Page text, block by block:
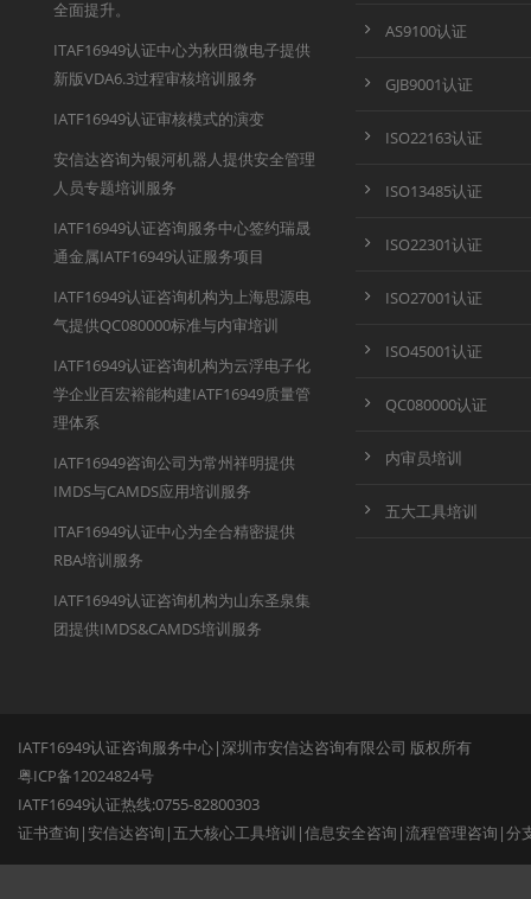
全面提升。
ITAF16949认证中心为秋田微电子提供
新版VDA6.3过程审核培训服务
IATF16949认证审核模式的演变
安信达咨询为银河机器人提供安全管理
人员专题培训服务
IATF16949认证咨询服务中心签约瑞晟
通金属IATF16949认证服务项目
IATF16949认证咨询机构为上海思源电
气提供QC080000标准与内审培训
IATF16949认证咨询机构为云浮电子化
学企业百宏裕能构建IATF16949质量管
理体系
IATF16949咨询公司为常州祥明提供
IMDS与CAMDS应用培训服务
ITAF16949认证中心为全合精密提供
RBA培训服务
IATF16949认证咨询机构为山东圣泉集
团提供IMDS&CAMDS培训服务
AS9100认证
GJB9001认证
ISO22163认证
ISO13485认证
ISO22301认证
ISO27001认证
ISO45001认证
QC080000认证
内审员培训
五大工具培训
IATF16949认证咨询服务中心|深圳市安信达咨询有限公司 版权所有
粤ICP备12024824号
IATF16949认证热线:0755-82800303
证书查询 |安信达咨询 | 五大核心工具培训 |信息安全咨询 |流程管理咨询 |分